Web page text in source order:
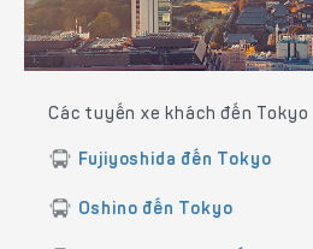
Các tuyến xe khách đến Tokyo
Fujiyoshida đến Tokyo
Oshino đến Tokyo